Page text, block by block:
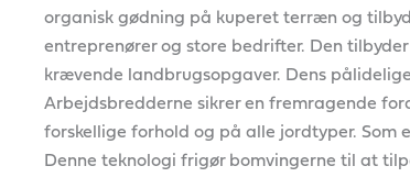
organisk gødning på kuperet terræn og
entreprenører og store bedrifter. Den
krævende landbrugsopgaver. Dens
Arbejdsbredderne sikrer en fremragende
forskellige forhold og på alle jordtyper. Som
Denne teknologi frigør bomvingerne til at